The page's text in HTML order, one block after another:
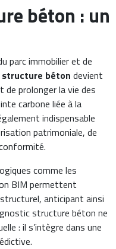
béton : un
parc immobilier et de
béton devient
de prolonger la vie des
carbone liée à la
indispensable
patrimoniale, de
comme les
BIM permettent
anticipant ainsi
structure béton ne
: il s’intègre dans une